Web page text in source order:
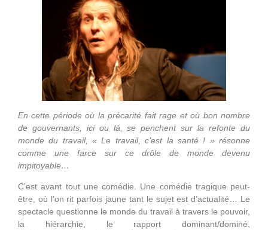
En cette période où la précarité fait rage et où bon nombre
de gouvernants, ici ou là, se penchent sur la refonte du
monde du travail, « Le travail, c’est la santé ! » résonne
comme une farce sur ce drôle de monde devenu
impitoyable…
C’est avant tout une comédie. Une comédie tragique peut-
être, où l’on rit parfois jaune tant le sujet est d’actualité… Le
spectacle questionne le monde du travail à travers le pouvoir,
la hiérarchie, le rapport dominant/dominé,